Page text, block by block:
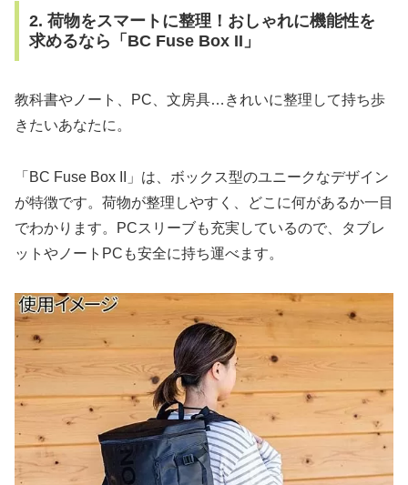
2. 荷物をスマートに整理！おしゃれに機能性を
求めるなら「BC Fuse Box II」
教科書やノート、PC、文房具…きれいに整理して持ち歩
きたいあなたに。
「BC Fuse Box II」は、ボックス型のユニークなデザイン
が特徴です。荷物が整理しやすく、どこに何があるか一目
でわかります。PCスリーブも充実しているので、タブレ
ットやノートPCも安全に持ち運べます。